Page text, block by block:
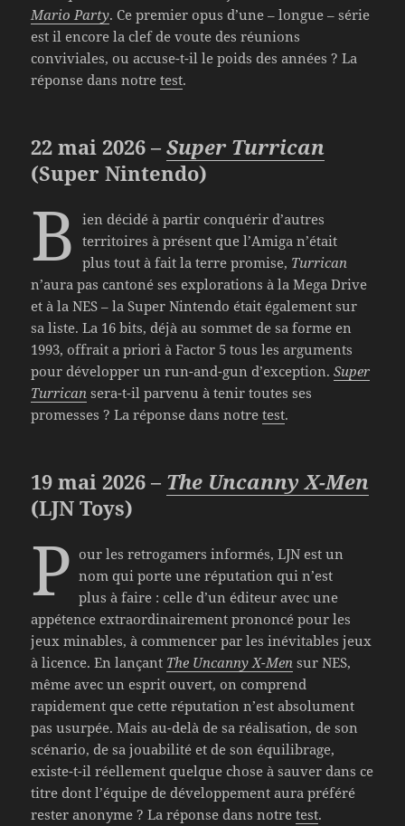
Mario Party. Ce premier opus d’une – longue – série
est il encore la clef de voute des réunions
conviviales, ou accuse-t-il le poids des années ? La
réponse dans notretest.
22 mai 2026 –Super Turrican
(Super Nintendo)
B ien décidé à partir conquérir d’autres
territoires à présent que l’Amiga n’était
plus tout à fait la terre promise, Turrican
n’aura pas cantoné ses explorations à la Mega Drive
et à la NES – la Super Nintendo était également sur
sa liste. La 16 bits, déjà au sommet de sa forme en
1993, offrait a priori à Factor 5 tous les arguments
pour développer un run-and-gun d’exception.Super
Turrican sera-t-il parvenu à tenir toutes ses
promesses ? La réponse dans notretest.
19 mai 2026 – The Uncanny X-Men
(LJN Toys)
P our les retrogamers informés, LJN est un
nom qui porte une réputation qui n’est
plus à faire : celle d’un éditeur avec une
appétence extraordinairement prononcé pour les
jeux minables, à commencer par les inévitables jeux
à licence. En lançant The Uncanny X-Men sur NES,
même avec un esprit ouvert, on comprend
rapidement que cette réputation n’est absolument
pas usurpée. Mais au-delà de sa réalisation, de son
scénario, de sa jouabilité et de son équilibrage,
existe-t-il réellement quelque chose à sauver dans ce
titre dont l’équipe de développement aura préféré
rester anonyme ? La réponse dans notretest.